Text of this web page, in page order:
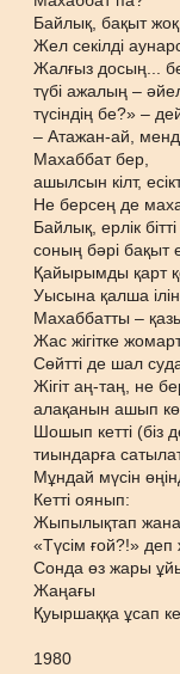
Байлық, бақыт жоқ
Жел секілді
Жалғыз досың...
түбі ажалың –
түсіндің бе?» –
– Атажан-ай,
Махаббат бер,
ашылсын кілт,
Не берсең де
Байлық, ерлік бітті
соның бәрі бақыт
Қайырымды қарт
Уысына қалша
Махаббатты –
Жас жігітке
Сөйтті де шал
Жігіт аң-таң, не
алақанын ашып
Шошып кетті (біз
тиындарға
Мұндай мүсін
Кетті оянып:
Жыпылықтап
«Түсім ғой?!» деп
Сонда өз жары
Жаңағы
Қуыршаққа ұсап
1980